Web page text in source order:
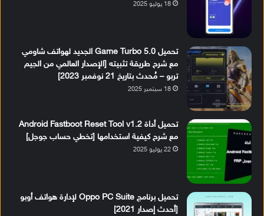
18 يوليو 2025
تحميل Game Turbo 5.0 الجديد لهواتف شاومي
مع شرح طريقة تثبيته [الإصدار العالمي من الجيم
تربو – مُحدث بتاريخ 21 نوفمبر 2023]
18 سبتمبر 2025
تحميل أداة Android Fastboot Reset Tool v1.2
مع شرح كيفية استخدامها [تخطي حساب جوجل]
22 يوليو 2025
تحميل برنامج Oppo PC Suite لإدارة هواتف أوبو
[أحدث إصدار 2021]